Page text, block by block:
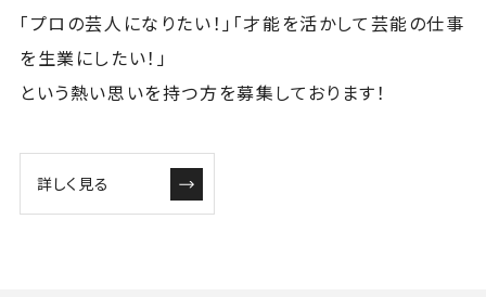
「プロの芸人になりたい！」「才能を活かして芸能の仕事
を生業にしたい！」
という熱い思いを持つ方を募集しております！
詳しく見る